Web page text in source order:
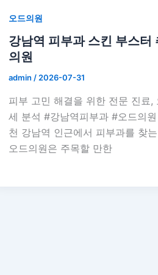
오드의원
강남역 피부과 스킨 부스터
의원
admin/2026-07-31
피부 고민 해결을 위한 전문 진료,
세 분석 #강남역피부과 #오드의
천 강남역 인근에서 피부과를 찾
오드의원은 주목할 만한